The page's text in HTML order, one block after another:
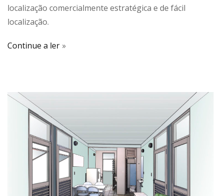
localização comercialmente estratégica e de fácil
localização.
Continue a ler